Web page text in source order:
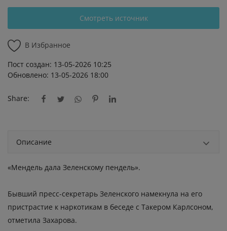
Смотреть источник
В Избранное
Пост создан: 13-05-2026 10:25
Обновлено: 13-05-2026 18:00
Share:
Описание
«Мендель дала Зеленскому пендель».
Бывший пресс-секретарь Зеленского намекнула на его
пристрастие к наркотикам в беседе с Такером Карлсоном,
отметила Захарова.